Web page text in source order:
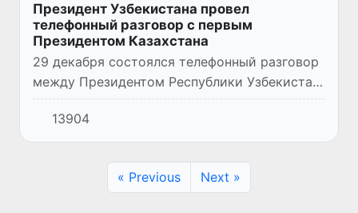
Президент Узбекистана провел
телефонный разговор с первым
Президентом Казахстана
29 декабря состоялся телефонный разговор
между Президентом Республики Узбекистан
Шавкатом Мирзиёевым и первым
Президентом Республики Казахстан
Нурсултаном Назарбаевым.
13904
« Previous Next »